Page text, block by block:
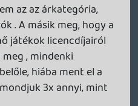
#0n2oi
van.
márkás és a
kontollerek
Az
így
termékeket